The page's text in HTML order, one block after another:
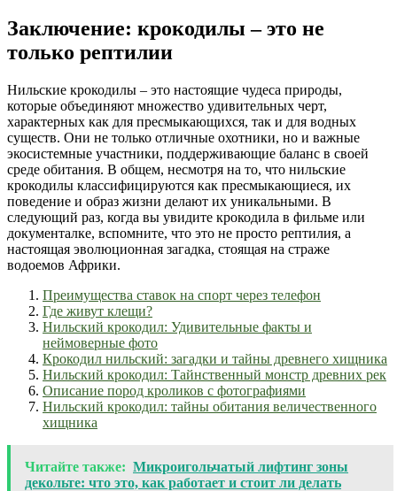
Заключение: крокодилы – это не
только рептилии
Нильские крокодилы – это настоящие чудеса природы,
которые объединяют множество удивительных черт,
характерных как для пресмыкающихся, так и для водных
существ. Они не только отличные охотники, но и важные
экосистемные участники, поддерживающие баланс в своей
среде обитания. В общем, несмотря на то, что нильские
крокодилы классифицируются как пресмыкающиеся, их
поведение и образ жизни делают их уникальными. В
следующий раз, когда вы увидите крокодила в фильме или
документалке, вспомните, что это не просто рептилия, а
настоящая эволюционная загадка, стоящая на страже
водоемов Африки.
Преимущества ставок на спорт через телефон
Где живут клещи?
Нильский крокодил: Удивительные факты и
неймоверные фото
Крокодил нильский: загадки и тайны древнего хищника
Нильский крокодил: Тайнственный монстр древних рек
Описание пород кроликов с фотографиями
Нильский крокодил: тайны обитания величественного
хищника
Читайте также: Микроигольчатый лифтинг зоны
декольте: что это, как работает и стоит ли делать